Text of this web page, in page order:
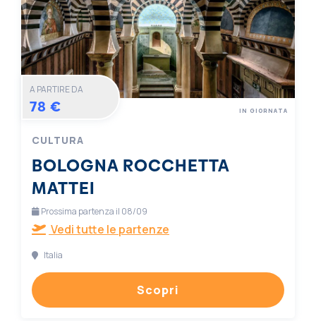
A PARTIRE DA
78 €
CULTURA
BOLOGNA ROCCHETTA
MATTEI
IN GIORNATA
Prossima partenza il 08/09
Vedi tutte le partenze
Italia
Scopri